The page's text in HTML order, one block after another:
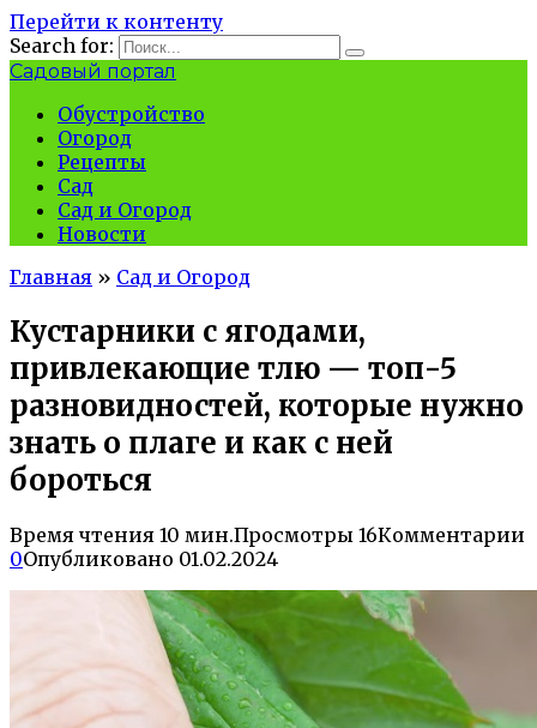
Перейти к контенту
Search for:
Садовый портал
Обустройство
Огород
Рецепты
Сад
Сад и Огород
Новости
Главная » Сад и Огород
Кустарники с ягодами,
привлекающие тлю — топ-5
разновидностей, которые нужно
знать о плаге и как с ней
бороться
Время чтения 10 мин.Просмотры 16Комментарии
0Опубликовано 01.02.2024